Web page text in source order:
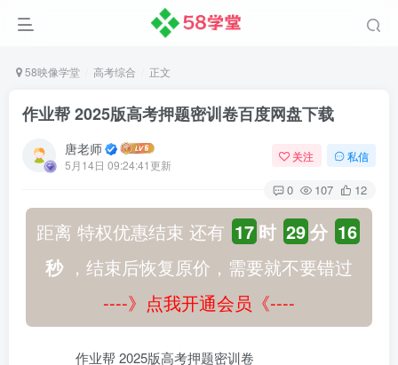
58映像学堂 高考综合 正文
作业帮 2025版高考押题密训卷百度网盘下载
唐老师
5月14日 09:24:41更新
关注 私信
0 107 12
距离 特权优惠结束 还有 17 时 29分 15
秒，结束后恢复原价，需要就不要错过
----》点我开通会员《----
作业帮 2025版高考押题密训卷